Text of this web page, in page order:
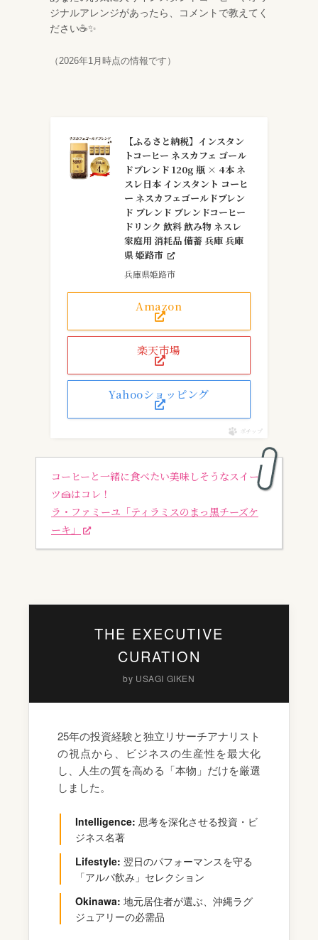
ジナルアレンジがあったら、コメントで教えてく
ださい☕✨
（2026年1月時点の情報です）
【ふるさと納税】インスタン
トコーヒー ネスカフェ ゴール
ドブレンド 120g 瓶 × 4本 ネ
スレ日本 インスタント コーヒ
ー ネスカフェゴールドブレン
ド ブレンド ブレンドコーヒー
ドリンク 飲料 飲み物 ネスレ
家庭用 消耗品 備蓄 兵庫 兵庫
県 姫路市
兵庫県姫路市
Amazon
楽天市場
Yahooショッピング
ポチップ
コーヒーと一緒に食べたい美味しそうなスイー
ツ🍰はコレ！
ラ・ファミーユ「ティラミスのまっ黒チーズケ
ーキ」
THE EXECUTIVE
CURATION
by USAGI GIKEN
25年の投資経験と独立リサーチアナリスト
の視点から、ビジネスの生産性を最大化
し、人生の質を高める「本物」だけを厳選
しました。
Intelligence: 思考を深化させる投資・ビ
ジネス名著
Lifestyle: 翌日のパフォーマンスを守る
「アルパ飲み」セレクション
Okinawa: 地元居住者が選ぶ、沖縄ラグ
ジュアリーの必需品